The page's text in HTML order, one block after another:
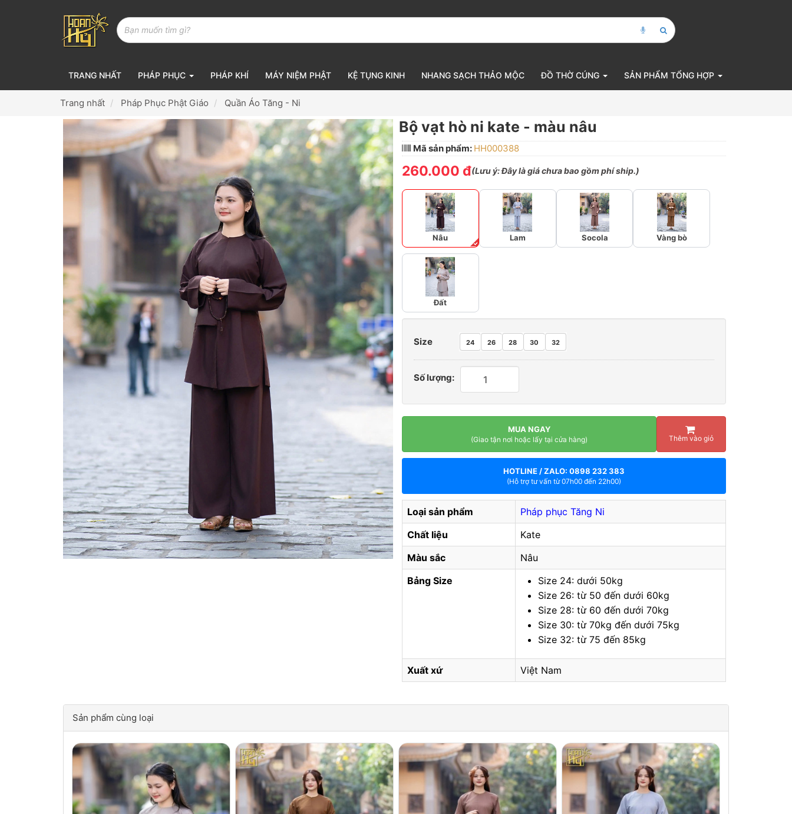
TRANG NHẤT PHÁP PHỤC PHÁP KHÍ MÁY NIỆM PHẬT KỆ TỤNG KINH NHANG SẠCH THẢO MỘC ĐỒ THỜ CÚNG SẢN PHẨM TỔNG HỢP
Trang nhất Pháp Phục Phật Giáo Quần Áo Tăng - Ni
Bộ vạt hò ni kate - màu nâu
Mã sản phẩm: HH000388
260.000 đ(Lưu ý:Đây là giá chưa bao gồm phí ship.)
Nâu Lam Socola Vàng bò
Đất
Size 24 26 28 30 32
Số lượng:
MUA NGAY
(Giao tận nơi hoặc lấy tại cửa hàng) Thêm vào giỏ
HOTLINE / ZALO: 0898 232 383
(Hỗ trợ tư vấn từ 07h00 đến 22h00)
Loại sản phẩm
Pháp phục Tăng Ni
Chất liệu
Kate
Màu sắc
Nâu
Bảng Size
Size 24: dưới 50kg
Size 26: từ 50 đến dưới 60kg
Size 28: từ 60 đến dưới 70kg
Size 30: từ 70kg đến dưới 75kg
Size 32: từ 75 đến 85kg
Xuất xứ Việt Nam
Sản phẩm cùng loại